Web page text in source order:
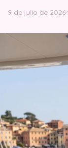
9 de julio de 2026·